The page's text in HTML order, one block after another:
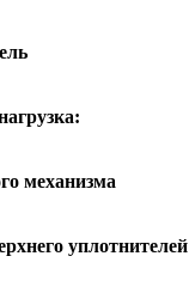
механизма
уплотнителей